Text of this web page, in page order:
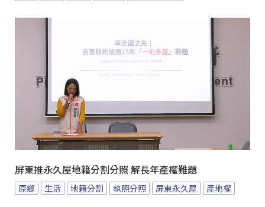
屏東推永久屋地籍分割分照 解長年產權難題
原鄉 生活 地籍分割 執照分照 屏東永久屋 產地權